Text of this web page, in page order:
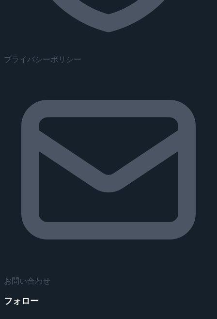
プライバシーポリシー
お問い合わせ
フォロー